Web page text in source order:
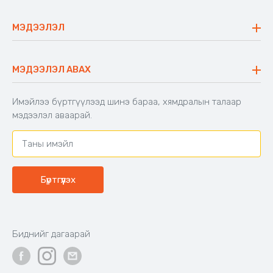
Блог
Сүүдрэвч
Аяны ширээ
Аяны түшлэгтэй сандал
МЭДЭЭЛЭЛ
Буцаалтын журам
Захиалга шалгах
Хамтран ажиллах
Холбоо барих
МЭДЭЭЛЭЛ АВАХ
Имэйлээ бүртгүүлээд шинэ бараа, хямдралын талаар
мэдээлэл аваарай.
Бүртгүүлэх
Биднийг дагаарай